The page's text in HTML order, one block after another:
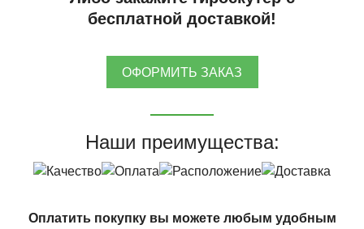
бесплатной доставкой!
ОФОРМИТЬ ЗАКАЗ
Наши преимущества:
Оплатить покупку вы можете любым удобным